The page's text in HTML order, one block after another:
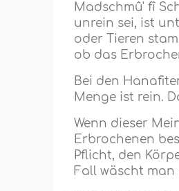
Madschmû' fî
unrein sei, ist
oder Tieren
ob das
Bei den
Menge ist rein.
Wenn dieser
Erbrochenen
Pflicht, den
Fall wäscht man